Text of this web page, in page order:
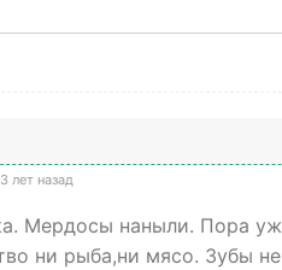
3 лет назад
Мердосы наныли. Пора
ни рыба,ни мясо. Зубы